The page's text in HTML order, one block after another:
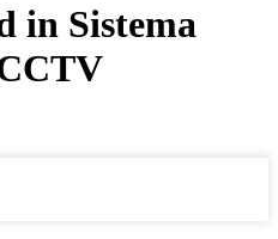
in Sistema